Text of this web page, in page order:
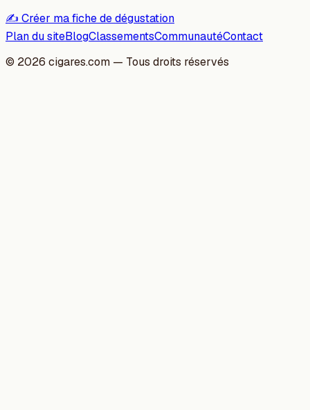
✍️ Créer ma fiche de dégustation
Plan du siteBlogClassementsCommunautéContact
© 2026 cigares.com — Tous droits réservés